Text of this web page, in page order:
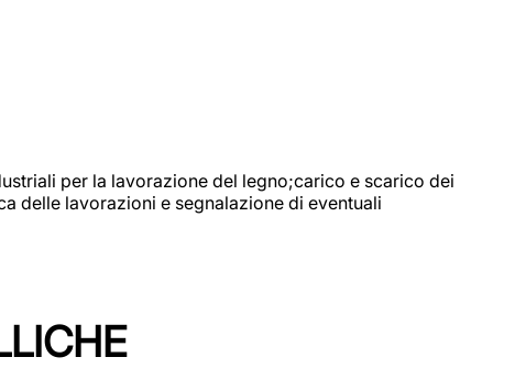
per la lavorazione del legno;carico e scarico dei
delle lavorazioni e segnalazione di eventuali